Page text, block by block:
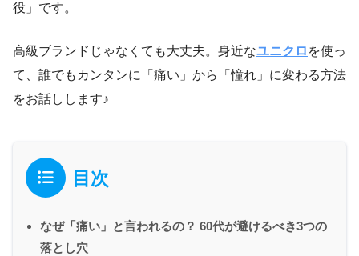
役」です。
高級ブランドじゃなくても大丈夫。身近なユニクロ を使っ
て、誰でもカンタンに「痛い」から「憧れ」に変わる方法
をお話しします♪
目次
なぜ「痛い」と言われるの？ 60代が避けるべき3つの
落とし穴